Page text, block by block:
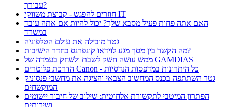
עבורך?
חוזרים להפגש - קבוצת משווקי IT
האם אתה פחות פעיל מסבא שלך? יכול להיות אם אתה עובד
במשרד
גטר מובילה את עולם הטלפוניה
מה הקשר בין מסך מגע לוידאו קונפרנס בחדר הישיבות?
ממש עושה חשק לשבת ולשחק בעמדה של GAMDIAS
הדרכת פלוטרים Canon - כל היתרונות במדפסות הנדסיות
גטר השתתפה בכנס המחשוב הצבאי והציגה את מחשבי פנסוניק
המוקשחים
הפתרון המיטבי לתקשורת אלחוטית: שילוב של חיבור יישומים
ושירותים